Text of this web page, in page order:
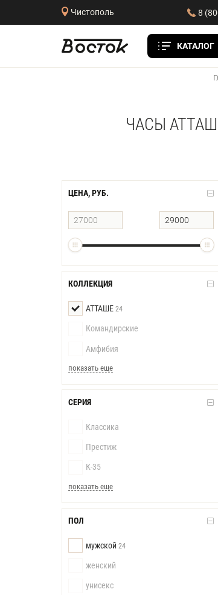
Чистополь 8
КАТАЛОГ
ЧАСЫ
ЦЕНА, РУБ.
КОЛЛЕКЦИЯ
АТТАШЕ 24
Командирские
Амфибия
показать еще
СЕРИЯ
Классика
Престиж
К-35
показать еще
ПОЛ
мужской 24
женский
унисекс